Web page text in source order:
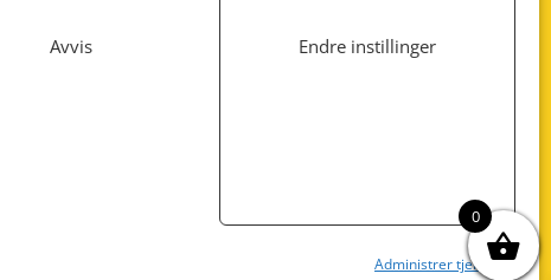
Administrer tjenester
Avvis Endre instillinger
0